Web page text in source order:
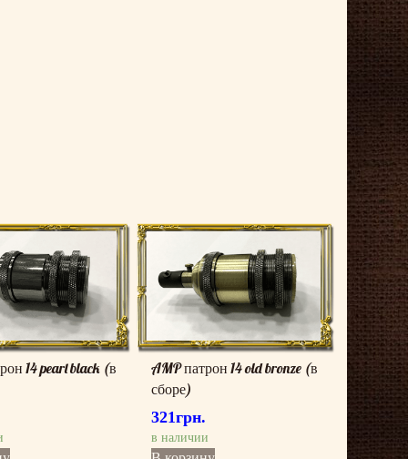
14 pearl black (в
AMP патрон 14 old bronze (в
сборе)
321грн.
в наличии